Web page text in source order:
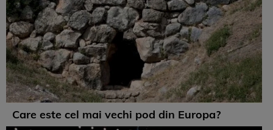
Care este cel mai vechi pod din Europa?